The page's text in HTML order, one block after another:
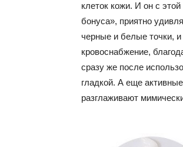
клеток кожи. И он с
бонуса», приятно
черные и белые точки,
кровоснабжение,
сразу же после
гладкой. А еще
разглаживают